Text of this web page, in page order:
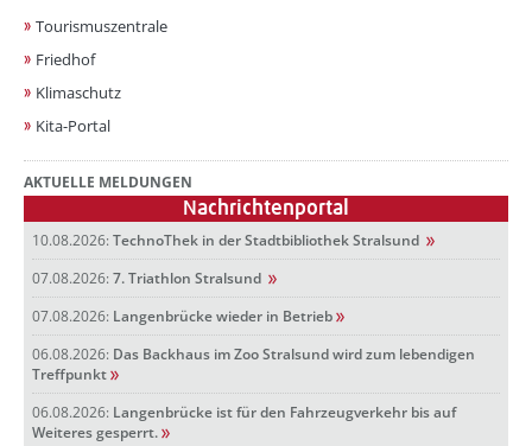
Tourismuszentrale
Friedhof
Klimaschutz
Kita-Portal
AKTUELLE MELDUNGEN
Nachrichtenportal
10.08.2026: TechnoThek in der Stadtbibliothek Stralsund
07.08.2026: 7. Triathlon Stralsund
07.08.2026: Langenbrücke wieder in Betrieb
06.08.2026: Das Backhaus im Zoo Stralsund wird zum lebendigen
Treffpunkt
06.08.2026: Langenbrücke ist für den Fahrzeugverkehr bis auf
Weiteres gesperrt.